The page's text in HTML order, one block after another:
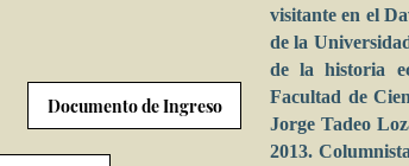
Documento de Ingreso
visitante en el
de la
de la historia
Facultad de
Jorge Tadeo
2013.